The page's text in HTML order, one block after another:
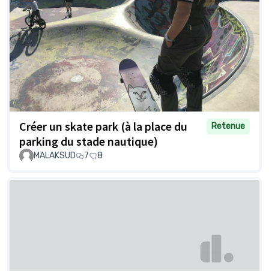
Créer un skate park (à la place du
parking du stade nautique)
Retenue
MALAKSUD 7 8